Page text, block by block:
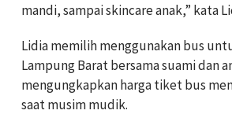
mandi, sampai skincare anak,” kata
Lidia memilih menggunakan bus
Lampung Barat bersama suami dan
mengungkapkan harga tiket bus
saat musim mudik.